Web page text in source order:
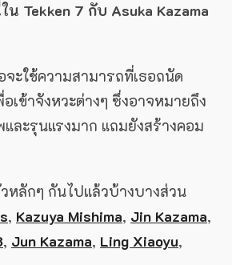
Tekken 7 กับ Asuka Kazama
ะใช้ความสามารถที่เธอถนัด
เข้าจังหวะต่างๆ ซึ่งอาจหมายถึง
ละรุนแรงมาก แถมยังสร้างคอม
วหลักๆ กันไปแล้วบ้างบางส่วน
, Kazuya Mishima, Jin Kazama,
, Jun Kazama, Ling Xiaoyu,